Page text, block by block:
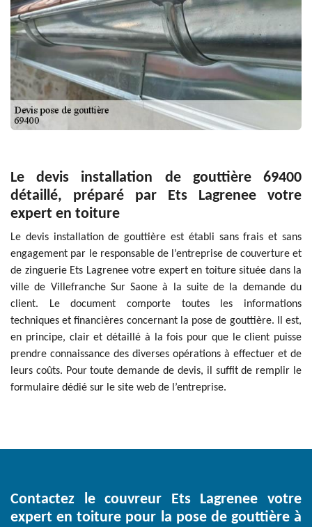
Le devis installation de gouttière 69400
détaillé, préparé par Ets Lagrenee votre
expert en toiture
Le devis installation de gouttière est établi sans frais et sans
engagement par le responsable de l’entreprise de couverture et
de zinguerie Ets Lagrenee votre expert en toiture située dans la
ville de Villefranche Sur Saone à la suite de la demande du
client. Le document comporte toutes les informations
techniques et financières concernant la pose de gouttière. Il est,
en principe, clair et détaillé à la fois pour que le client puisse
prendre connaissance des diverses opérations à effectuer et de
leurs coûts. Pour toute demande de devis, il suffit de remplir le
formulaire dédié sur le site web de l’entreprise.
Contactez le couvreur Ets Lagrenee votre
expert en toiture pour la pose de gouttière à